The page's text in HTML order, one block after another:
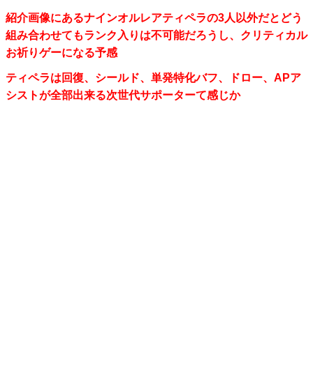
紹介画像にあるナインオルレアティペラの3人以外だとどう
組み合わせてもランク入りは不可能だろうし、クリティカル
お祈りゲーになる予感
ティペラは回復、シールド、単発特化バフ、ドロー、APア
シストが全部出来る次世代サポーターて感じか